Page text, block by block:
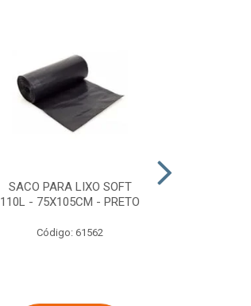
SACO PARA LIXO SOFT
110L - 75X105CM - PRETO
Código: 61562